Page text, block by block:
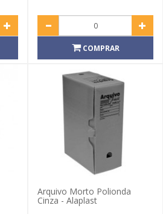
COMPRAR
Arquivo Morto Polionda
Cinza - Alaplast